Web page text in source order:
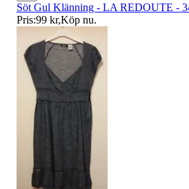
Söt Gul Klänning - LA REDOUTE -
Pris:99 kr,Köp nu.